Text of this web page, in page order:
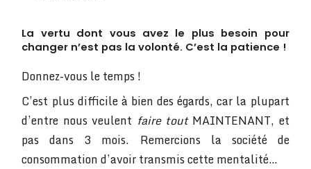
La vertu dont vous avez le plus besoin pour
changer n’est pas la volonté. C’est la patience !
Donnez-vous le temps !
C’est plus difficile à bien des égards, car la plupart
d’entre nous veulent faire toutMAINTENANT, et
pas dans 3 mois. Remercions la société de
consommation d’avoir transmis cette mentalité…